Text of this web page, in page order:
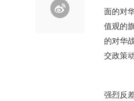
面的对
值观的
的对华
交政策
当
强烈反